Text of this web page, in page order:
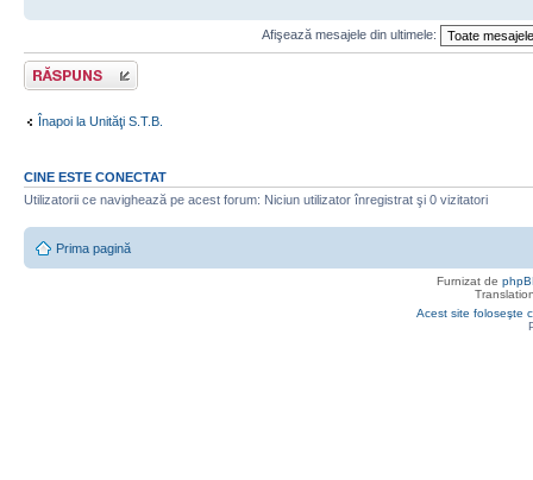
Afişează mesajele din ultimele:
Răspunde
Înapoi la Unităţi S.T.B.
CINE ESTE CONECTAT
Utilizatorii ce navighează pe acest forum: Niciun utilizator înregistrat şi 0 vizitatori
Prima pagină
Furnizat de
Acest site foloseşte